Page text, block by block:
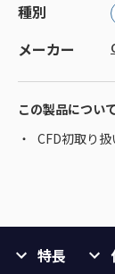
種別
メーカー
この製品につい
CFD初取り扱
特長